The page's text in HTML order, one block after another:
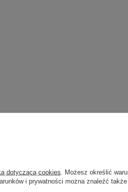
dotyczącą cookies . Możesz określić
i prywatności można znaleźć